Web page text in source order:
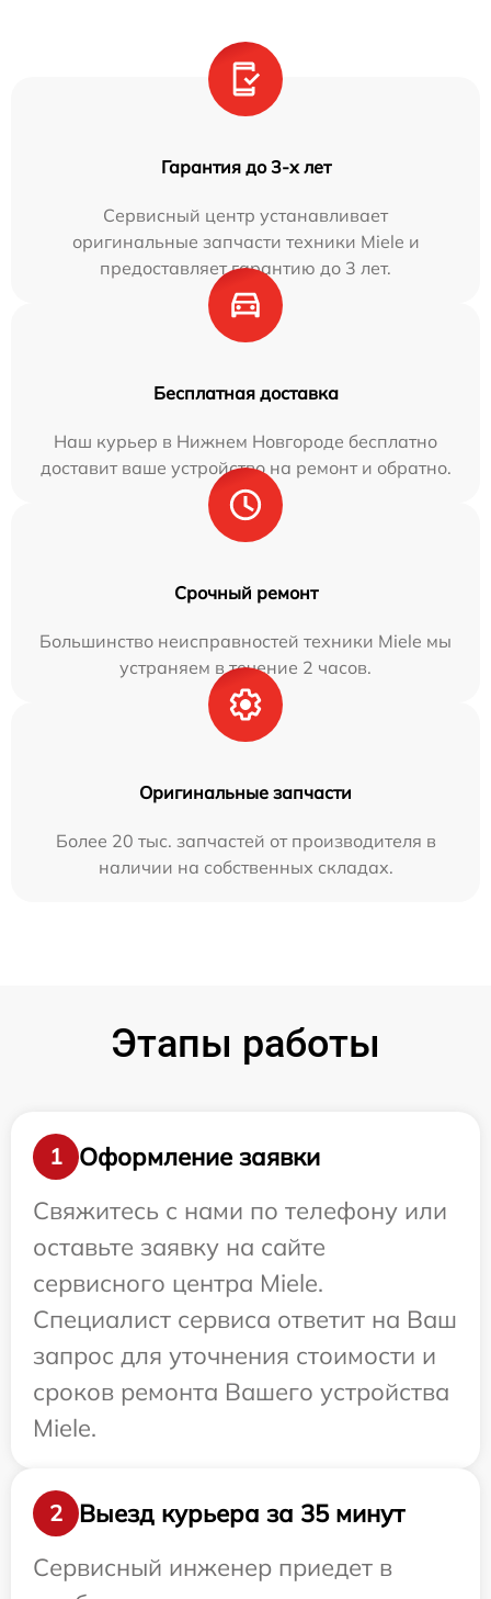
Гарантия до 3-х лет
Сервисный центр устанавливает
оригинальные запчасти техники Miele и
предоставляет гарантию до 3 лет.
Бесплатная доставка
Наш курьер в Нижнем Новгороде бесплатно
доставит ваше устройство на ремонт и обратно.
Срочный ремонт
Большинство неисправностей техники Miele мы
устраняем в течение 2 часов.
Оригинальные запчасти
Более 20 тыс. запчастей от производителя в
наличии на собственных складах.
Этапы работы
1
Оформление заявки
Свяжитесь с нами по телефону или
оставьте заявку на сайте
сервисного центра Miele.
Специалист сервиса ответит на Ваш
запрос для уточнения стоимости и
сроков ремонта Вашего устройства
Miele.
2
Выезд курьера за 35 минут
Сервисный инженер приедет в